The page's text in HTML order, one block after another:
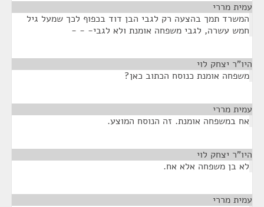
עמית מררי
המשרד תמך בהצעה רק לגבי הבן דוד בכפוף לכך שמעל גיל
חמש עשרה, לגבי משפחה אומנת ולא לגבי- - -
היו"ר יצחק לוי
משפחה אומנת כנוסח הכתוב כאן?
עמית מררי
אח במשפחה אומנת. זה הנוסח המוצע.
היו"ר יצחק לוי
לא בן משפחה אלא אח.
עמית מררי